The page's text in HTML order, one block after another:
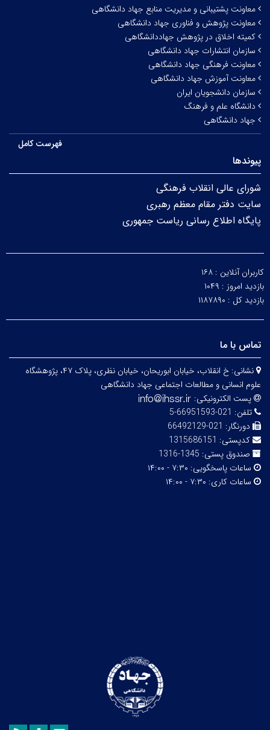
معاونت پشتیبانی و مدیریت منابع جهاد دانشگاهی
معاونت پژوهش و فناوری جهاد دانشگاهی
کمیته اخلاق در پژوهش جهاددانشگاهی
سازمان انتشارات جهاد دانشگاهی
معاونت فرهنگی جهاد دانشگاهی
معاونت آموزش جهاد دانشگاهی
سازمان دانشجویان ایران
دانشگاه علم و فرهنگ
جهاد دانشگاهی
فهرست کامل
پیوندها
شورای عالی انقلاب فرهنگی
سایت دفتر مقام معظم رهبری
پایگاه اطلاع رسانی ریاست جمهوری
کاربران آنلاین : ۱۶۸
بازدید امروز : ۱۰۴۹
بازدید کل : ۱۱۸۷۸۹۰
تماس با ما
نشانی:
خ انقلاب، خیابان ابوریحان، خیابان نظری، پلاک ۴۷، پژوهشگاه
علوم انسانی و مطالعات اجتماعی جهاد دانشگاهی
پست الکترونیکی:
تلفن: 021-66951593-5
دورنگار: 021-66492129
کدپستی: 1315686151
صندوق پستی: 1345-1316
ساعات پاسخگویی: ۷:۳۰ - ۱۴:۰۰
ساعات کاری: ۷:۳۰ - ۱۴:۰۰